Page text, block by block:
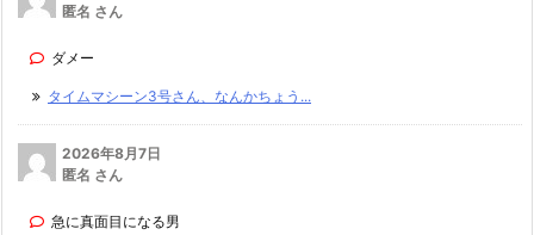
匿名 さん
ダメー
タイムマシーン3号さん、なんかちょう...
2026年8月7日
匿名 さん
急に真面目になる男